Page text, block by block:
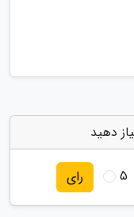
دهید
5 رای